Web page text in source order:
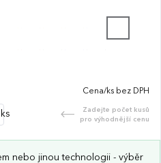
Cena/ks bez DPH
ks
Zadejte počet kusů
pro výhodnější cenu
nebo jinou technologii - výběr